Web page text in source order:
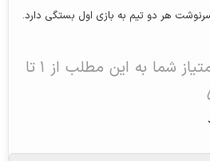
هر دو تیم به بازی اول بستگی دارد.
امتیاز شما به این مطلب از ۱ تا